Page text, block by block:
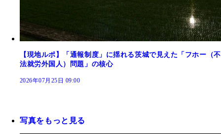
【現地ルポ】「通報制度」に揺れる茨城で見えた「フホー（不
法就労外国人）問題」の核心
2026年07月25日 09:00
写真をもっと見る